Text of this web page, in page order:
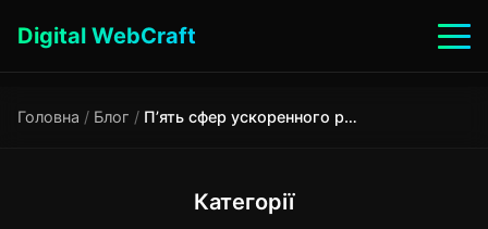
Digital WebCraft
Головна / Блог / П’ять сфер ускоренного розвитку штучного інтелекту
Категорії